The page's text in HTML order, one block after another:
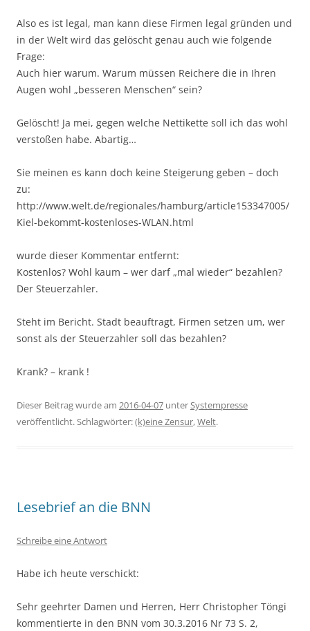
Also es ist legal, man kann diese Firmen legal gründen und
in der Welt wird das gelöscht genau auch wie folgende
Frage:
Auch hier warum. Warum müssen Reichere die in Ihren
Augen wohl „besseren Menschen“ sein?
Gelöscht! Ja mei, gegen welche Nettikette soll ich das wohl
verstoßen habe. Abartig…
Sie meinen es kann doch keine Steigerung geben – doch
zu:
http://www.welt.de/regionales/hamburg/article153347005/
Kiel-bekommt-kostenloses-WLAN.html
wurde dieser Kommentar entfernt:
Kostenlos? Wohl kaum – wer darf „mal wieder“ bezahlen?
Der Steuerzahler.
Steht im Bericht. Stadt beauftragt, Firmen setzen um, wer
sonst als der Steuerzahler soll das bezahlen?
Krank? – krank !
Dieser Beitrag wurde am 2016-04-07 unterSystempresse
veröffentlicht. Schlagwörter:(k)eine Zensur,Welt.
Lesebrief an die BNN
Schreibe eine Antwort
Habe ich heute verschickt:
Sehr geehrter Damen und Herren, Herr Christopher Töngi
kommentierte in den BNN vom 30.3.2016 Nr 73 S. 2,